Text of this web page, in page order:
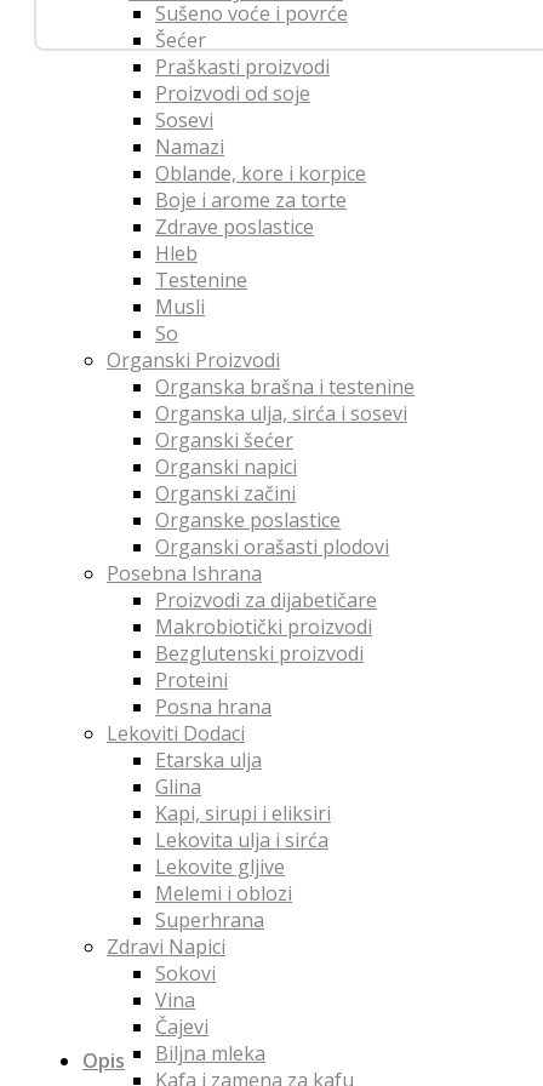
Sušeno voće i povrće
Šećer
Praškasti proizvodi
Proizvodi od soje
Sosevi
Namazi
Oblande, kore i korpice
Boje i arome za torte
Zdrave poslastice
Hleb
Testenine
Musli
So
Organski Proizvodi
Organska brašna i testenine
Organska ulja, sirća i sosevi
Organski šećer
Organski napici
Organski začini
Organske poslastice
Organski orašasti plodovi
Posebna Ishrana
Proizvodi za dijabetičare
Makrobiotički proizvodi
Bezglutenski proizvodi
Proteini
Posna hrana
Lekoviti Dodaci
Etarska ulja
Glina
Kapi, sirupi i eliksiri
Lekovita ulja i sirća
Lekovite gljive
Melemi i oblozi
Superhrana
Zdravi Napici
Sokovi
Vina
Čajevi
Biljna mleka
Kafa i zamena za kafu
Opis